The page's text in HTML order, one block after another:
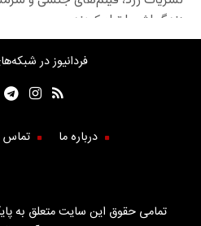
فردانیوز در
درباره ما تماس
تمامی حقوق این سایت متعلق به